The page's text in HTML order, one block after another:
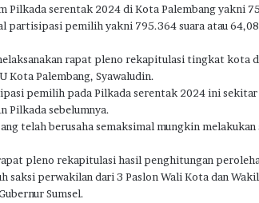
Pilkada serentak 2024 di Kota Palembang yakni
partisipasi pemilih yakni 795.364 suara atau
rapat pleno rekapitulasi tingkat kota
Kota Palembang, Syawaludin.
pemilih pada Pilkada serentak 2024 ini
Pilkada sebelumnya.
telah berusaha semaksimal mungkin melakukan
pleno rekapitulasi hasil penghitungan
saksi perwakilan dari 3 Paslon Wali Kota dan
Sumsel.